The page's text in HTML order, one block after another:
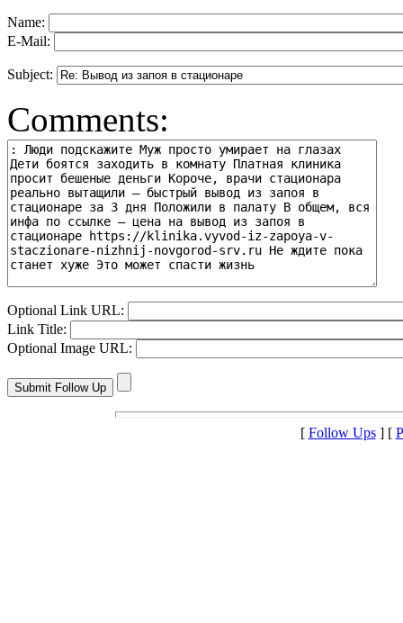
Name:
E-Mail:
Subject:
Comments:
Optional Link URL:
Link Title:
Optional Image URL:
[ Follow Ups] [